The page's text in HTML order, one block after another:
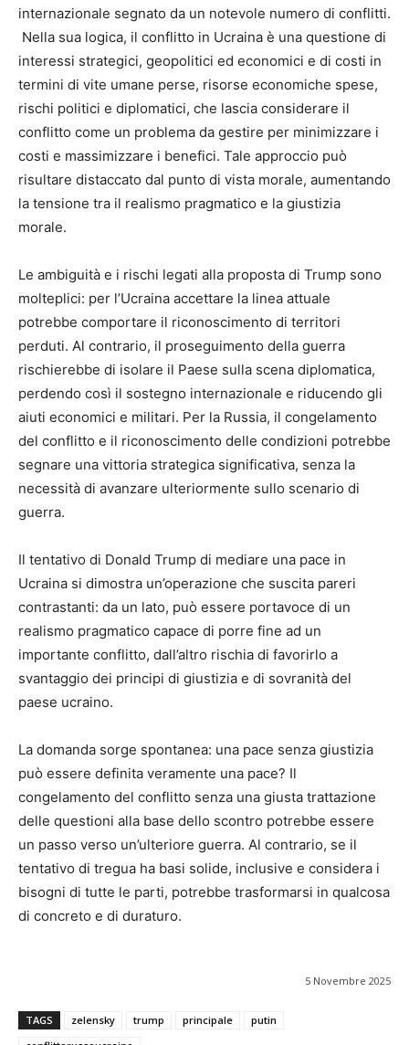
internazionale segnato da un notevole numero di conflitti.
Nella sua logica, il conflitto in Ucraina è una questione di
interessi strategici, geopolitici ed economici e di costi in
termini di vite umane perse, risorse economiche spese,
rischi politici e diplomatici, che lascia considerare il
conflitto come un problema da gestire per minimizzare i
costi e massimizzare i benefici. Tale approccio può
risultare distaccato dal punto di vista morale, aumentando
la tensione tra il realismo pragmatico e la giustizia
morale.
Le ambiguità e i rischi legati alla proposta di Trump sono
molteplici: per l’Ucraina accettare la linea attuale
potrebbe comportare il riconoscimento di territori
perduti. Al contrario, il proseguimento della guerra
rischierebbe di isolare il Paese sulla scena diplomatica,
perdendo così il sostegno internazionale e riducendo gli
aiuti economici e militari. Per la Russia, il congelamento
del conflitto e il riconoscimento delle condizioni potrebbe
segnare una vittoria strategica significativa, senza la
necessità di avanzare ulteriormente sullo scenario di
guerra.
Il tentativo di Donald Trump di mediare una pace in
Ucraina si dimostra un’operazione che suscita pareri
contrastanti: da un lato, può essere portavoce di un
realismo pragmatico capace di porre fine ad un
importante conflitto, dall’altro rischia di favorirlo a
svantaggio dei principi di giustizia e di sovranità del
paese ucraino.
La domanda sorge spontanea: una pace senza giustizia
può essere definita veramente una pace? Il
congelamento del conflitto senza una giusta trattazione
delle questioni alla base dello scontro potrebbe essere
un passo verso un’ulteriore guerra. Al contrario, se il
tentativo di tregua ha basi solide, inclusive e considera i
bisogni di tutte le parti, potrebbe trasformarsi in qualcosa
di concreto e di duraturo.
5 Novembre 2025
TAGS zelensky trump principale
putin